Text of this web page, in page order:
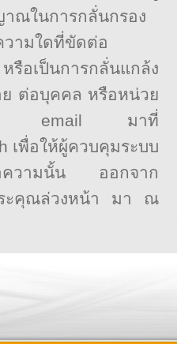
ณในการกลั่นกรอง
วามใดที่ขัดต่อ
รือเป็นการกลั่นแกล้ง
ย ต่อบุคคล หรือหน่วย
ง email มาที่
เพื่อให้ผู้ควบคุมระบบ
อความนั้น ออกจาก
ะคุณล่วงหน้า มา ณ